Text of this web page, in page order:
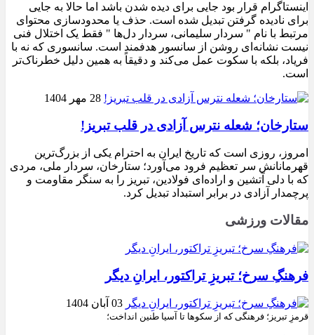
اینستاگرام قرار بود جایی برای دیده شدن باشد اما حالا به جایی
برای نادیده گرفتن تبدیل شده است. حذف یا محدودسازی محتوای
مرتبط با نام " سردار سلیمانی، سردار دل‌ها " فقط یک اختلال فنی
نیست نشانه‌ای روشن از سانسور هدفمند است. سانسوری که نه با
فریاد، بلکه با سکوت عمل می‌کند و دقیقاً به همین دلیل خطرناک‌تر
است.
28 مهر 1404
ستارخان؛ شعله نترس آزادی در قلب تبریز!
امروز، روزی است که تاریخ ایران به احترام یکی از بزرگ‌ترین
قهرمانانش سر تعظیم فرود می‌آورد؛ ستارخان، سردار ملی، مردی
که با دلی آتشین و اراده‌ای فولادین، تبریز را به سنگر مقاومت و
پرچمدار آزادی در برابر استبداد تبدیل کرد.
مقالات ورزشی
فرهنگِ سرخ؛ تبریزِ تراکتور، ایرانِ دیگر
03 آبان 1404
قرمزِ تبریز؛ فرهنگی که از سکوها تا آسیا طنین انداخت؛